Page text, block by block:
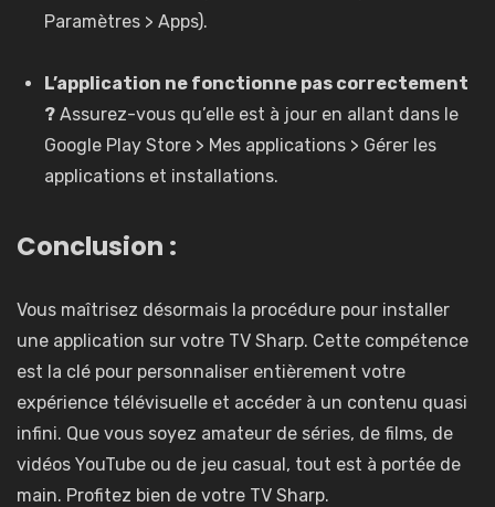
Paramètres > Apps).
L’application ne fonctionne pas correctement
? Assurez-vous qu’elle est à jour en allant dans le
Google Play Store > Mes applications > Gérer les
applications et installations.
Conclusion :
Vous maîtrisez désormais la procédure pour installer
une application sur votre TV Sharp. Cette compétence
est la clé pour personnaliser entièrement votre
expérience télévisuelle et accéder à un contenu quasi
infini. Que vous soyez amateur de séries, de films, de
vidéos YouTube ou de jeu casual, tout est à portée de
main. Profitez bien de votre TV Sharp.